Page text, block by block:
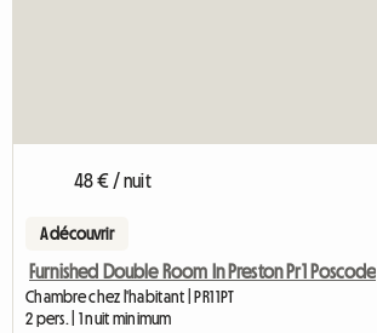
48 € / nuit
A découvrir
Furnished Double Room In Preston Pr1 Poscode
Chambre chez l'habitant | PR1 1PT
2 pers. | 1 nuit minimum